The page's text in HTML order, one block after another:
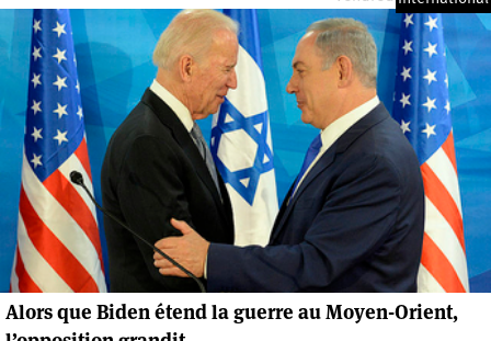
Alors que Biden étend la guerre au Moyen-Orient,